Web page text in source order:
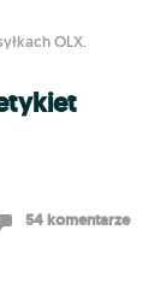
OLX.
54 komentarze